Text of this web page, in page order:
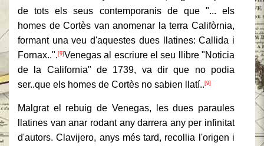
de tots els seus contemporanis de que "... els
homes de Cortès van anomenar la terra Califòrnia,
formant una veu d'aquestes dues llatines: Callida i
Fornax..". [9] Venegas al escriure el seu llibre "Noticia
de la California" de 1739, va dir que no podia
ser..que els homes de Cortès no sabien llatí.. [9]
Malgrat el rebuig de Venegas, les dues paraules
llatines van anar rodant any darrera any per infinitat
d'autors. Clavijero, anys més tard, recollia l'origen i